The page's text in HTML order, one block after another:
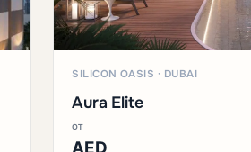
SILICON OASIS · DUBAI
Aura Elite
от
AED